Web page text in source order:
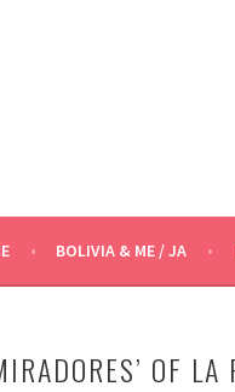
BOLIVIA & ME / JA
OF